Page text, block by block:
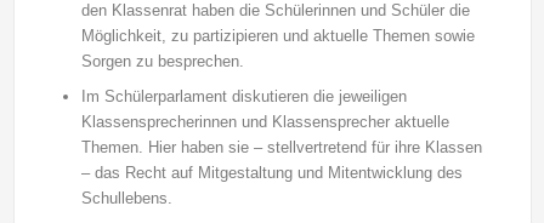
den Klassenrat haben die Schülerinnen und Schüler die
Möglichkeit, zu partizipieren und aktuelle Themen sowie
Sorgen zu besprechen.
Im Schülerparlament diskutieren die jeweiligen
Klassensprecherinnen und Klassensprecher aktuelle
Themen. Hier haben sie – stellvertretend für ihre Klassen
– das Recht auf Mitgestaltung und Mitentwicklung des
Schullebens.